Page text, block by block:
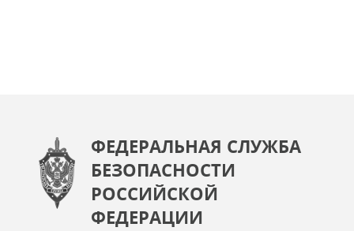
ФЕДЕРАЛЬНАЯ СЛУЖБА
БЕЗОПАСНОСТИ
РОССИЙСКОЙ
ФЕДЕРАЦИИ